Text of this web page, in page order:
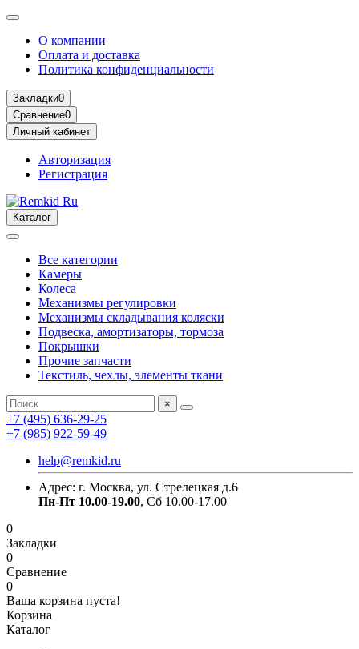
О компании
Оплата и доставка
Политика конфиденциальности
Закладки0
Сравнение0
Личный кабинет
Авторизация
Регистрация
Каталог
Все категории
Камеры
Колеса
Механизмы регулировки
Механизмы складывания коляски
Подвеска, амортизаторы, тормоза
Покрышки
Прочие запчасти
Текстиль, чехлы, элементы ткани
×
+7 (495) 636-29-25
+7 (985) 922-59-49
help@remkid.ru
Адрес: г. Москва, ул. Стрелецкая д.6
Пн-Пт 10.00-19.00, Сб 10.00-17.00
0
Закладки
0
Сравнение
0
Ваша корзина пуста!
Корзина
Каталог